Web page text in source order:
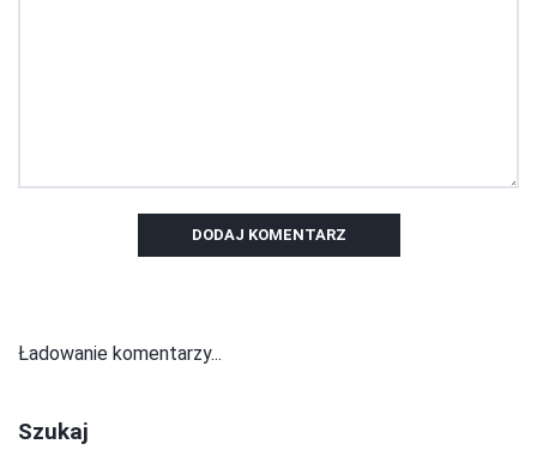
DODAJ KOMENTARZ
Ładowanie komentarzy...
Szukaj